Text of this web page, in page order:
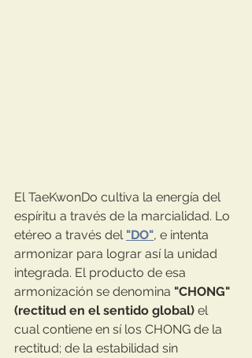
El TaeKwonDo cultiva la energía del
espíritu a través de la marcialidad. Lo
etéreo a través del "DO", e intenta
armonizar para lograr así la unidad
integrada. El producto de esa
armonización se denomina "CHONG"
(rectitud en el sentido global) el
cual contiene en sí los CHONG de la
rectitud; de la estabilidad sin